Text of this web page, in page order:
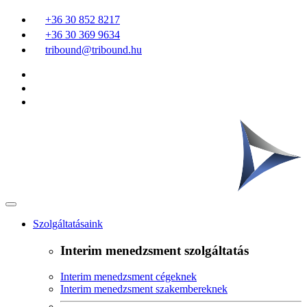
+36 30 852 8217
+36 30 369 9634
tribound@tribound.hu
Szolgáltatásaink
Interim menedzsment szolgáltatás
Interim menedzsment cégeknek
Interim menedzsment szakembereknek